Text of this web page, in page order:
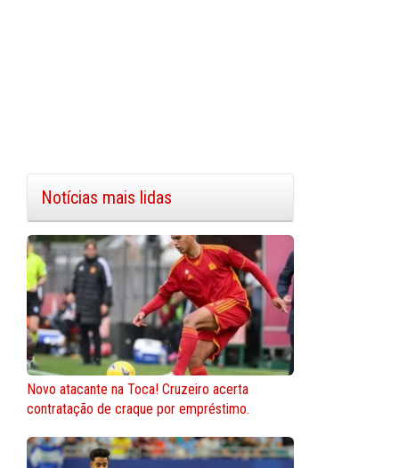
Notícias mais lidas
Novo atacante na Toca! Cruzeiro acerta
contratação de craque por empréstimo.